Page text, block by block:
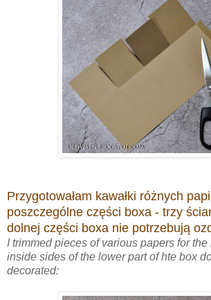
Przygotowałam kawałki różnych
poszczególne części boxa - trzy
dolnej części boxa nie potrzebują
I trimmed pieces of various papers for
inside sides of the lower part of hte box
decorated: